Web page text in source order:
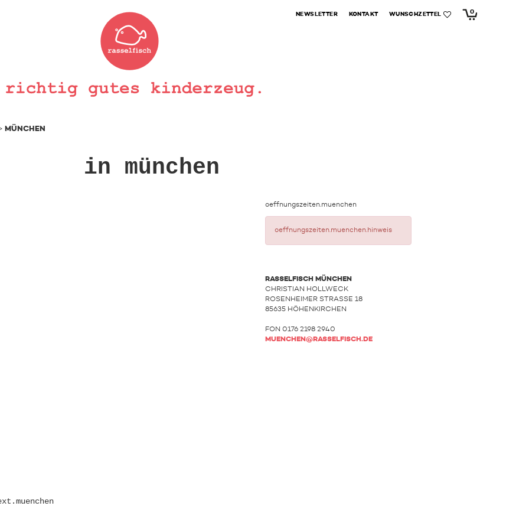
NEWSLETTER KONTAKT WUNSCHZETTEL 0
MÜNCHEN
in münchen
oeffnungszeiten.muenchen
oeffnungszeiten.muenchen.hinweis
RASSELFISCH MÜNCHEN
CHRISTIAN HOLLWECK
ROSENHEIMER STRASSE 18
85635 HÖHENKIRCHEN
FON 0176 2198 2940
MUENCHEN@RASSELFISCH.DE